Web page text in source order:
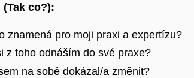
co?):
znamená pro moji praxi a expertízu?
z toho odnáším do své praxe?
na sobě dokázal/a změnit?